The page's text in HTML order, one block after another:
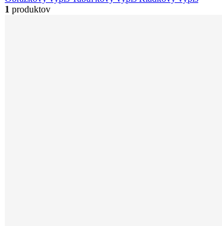
1 produktov